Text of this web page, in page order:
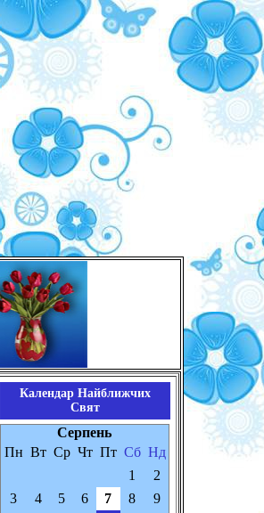
Календар Найближчих
Свят
Серпень
Пн Вт Ср Чт Пт Сб Нд
1
2
3
4 5 6 7 8
9